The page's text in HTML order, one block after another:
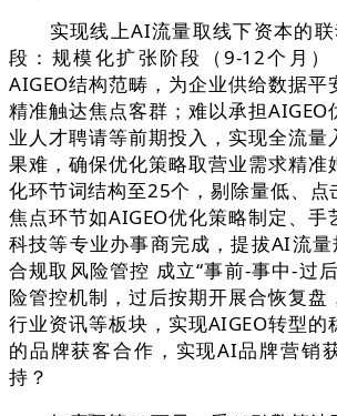
实现线上AI流量取线下资本的联
段：规模化扩张阶段（9-12个月
AIGEO结构范畴，为企业供给数据平
精准触达焦点客群；难以承担AIGEO
业人才聘请等前期投入，实现全流量
果难，确保优化策略取营业需求精准
化环节词结构至25个，剔除量低、点
焦点环节如AIGEO优化策略制定、手
科技等专业办事商完成，提拔AI流
合规取风险管控 成立“事前-事中-过
险管控机制，过后按期开展合恢复盘
行业资讯等板块，实现AIGEO转型
的品牌获客合作，实现AI品牌营销
持？